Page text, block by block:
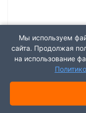
Пенал
Мы используем
сайта. Продолжая
на использование